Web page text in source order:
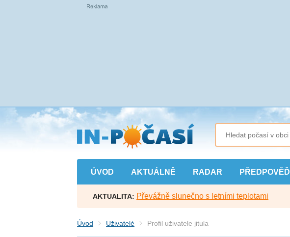
Přejít
na
hlavní
obsah
ÚVOD AKTUÁLNĚ RADAR PŘEDPOVĚĎ
AKTUALITA: Převážně slunečno s letními teplotami
Úvod Uživatelé Profil uživatele jitula